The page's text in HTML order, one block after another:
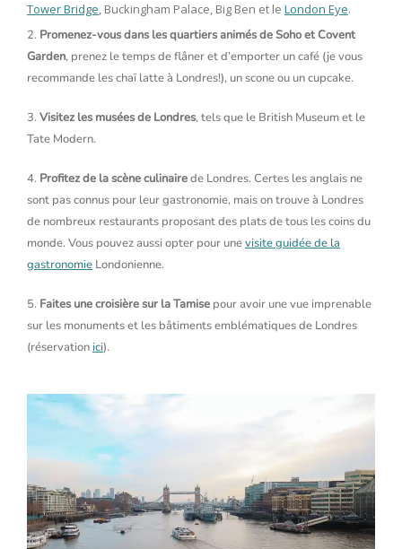
Tower Bridge, Buckingham Palace, Big Ben et le London Eye.
2. Promenez-vous dans les quartiers animés de Soho et Covent
Garden, prenez le temps de flâner et d’emporter un café (je vous
recommande les chaï latte à Londres!), un scone ou un cupcake.
3. Visitez les musées de Londres, tels que le British Museum et le
Tate Modern.
4. Profitez de la scène culinairede Londres. Certes les anglais ne
sont pas connus pour leur gastronomie, mais on trouve à Londres
de nombreux restaurants proposant des plats de tous les coins du
monde. Vous pouvez aussi opter pour unevisite guidée de la
gastronomie Londonienne.
5. Faites une croisière sur la Tamise pour avoir une vue imprenable
sur les monuments et les bâtiments emblématiques de Londres
(réservationici).